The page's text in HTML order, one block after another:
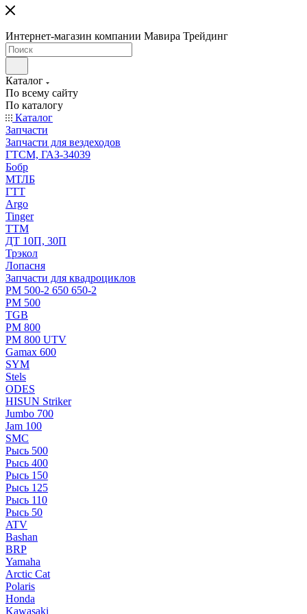
Интернет-магазин компании Мавира Трейдинг
Каталог
По всему сайту
По каталогу
Каталог
Запчасти
Запчасти для вездеходов
ГТСМ, ГАЗ-34039
Бобр
МТЛБ
ГТТ
Argo
Tinger
ТТМ
ДТ 10П, 30П
Трэкол
Лопасня
Запчасти для квадроциклов
РМ 500-2 650 650-2
РМ 500
TGB
РМ 800
РМ 800 UTV
Gamax 600
SYM
Stels
ОDЕS
HISUN Striker
Jumbo 700
Jam 100
SMC
Рысь 500
Рысь 400
Рысь 150
Рысь 125
Рысь 110
Рысь 50
ATV
Bashan
BRP
Yamaha
Arctic Cat
Polaris
Honda
Kawasaki